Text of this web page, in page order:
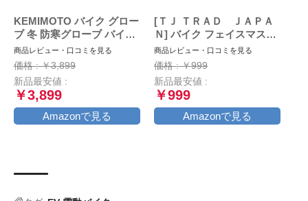
KEMIMOTO バイク グロー
ブ 冬 防寒グローブ バイク
冬用グローブ オートバイグ
ローブ 春/秋/冬 スマホ対応
裏起毛 防風 風止め クッシ
ョン付き 滑り止め ブラッ
ク L
商品レビュー・口コミを見る
価格 : ￥3,899
新品最安値 :
￥3,899
Amazonで見る
[ＴＪ ＴＲＡＤ ＪＡＰＡ
Ｎ] バイク フェイスマスク
大きめ マスク 日本製 不織
布 (大きめ30枚個包装, ブラ
ック×ブラック)
商品レビュー・口コミを見る
価格 : ￥999
新品最安値 :
￥999
Amazonで見る